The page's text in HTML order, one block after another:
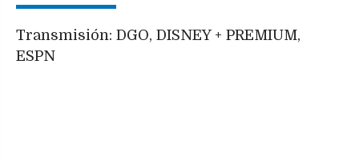
Transmisión: DGO, DISNEY + PREMIUM,
ESPN